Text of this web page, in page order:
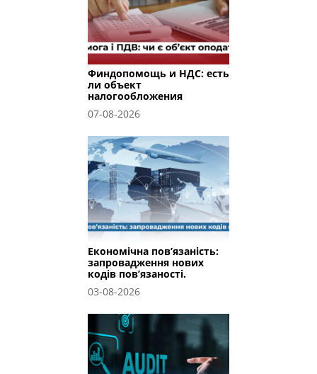
Финдопомощь и НДС: есть
ли объект
налогообложения
07-08-2026
Економічна пов’язаність:
запровадження нових
кодів пов’язаності.
03-08-2026